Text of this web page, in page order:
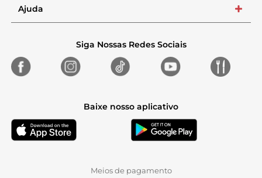
Ajuda +
Siga Nossas Redes Sociais
Baixe nosso aplicativo
Meios de pagamento